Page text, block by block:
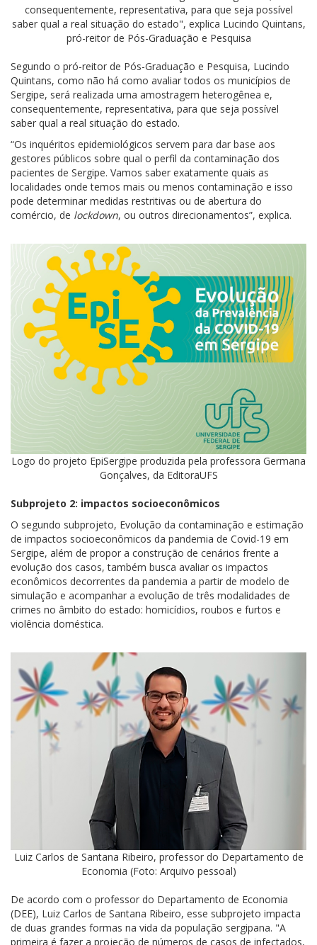
consequentemente, representativa, para que seja possível
saber qual a real situação do estado", explica Lucindo Quintans,
pró-reitor de Pós-Graduação e Pesquisa
Segundo o pró-reitor de Pós-Graduação e Pesquisa, Lucindo
Quintans, como não há como avaliar todos os municípios de
Sergipe, será realizada uma amostragem heterogênea e,
consequentemente, representativa, para que seja possível
saber qual a real situação do estado.
“Os inquéritos epidemiológicos servem para dar base aos
gestores públicos sobre qual o perfil da contaminação dos
pacientes de Sergipe. Vamos saber exatamente quais as
localidades onde temos mais ou menos contaminação e isso
pode determinar medidas restritivas ou de abertura do
comércio, de lockdown, ou outros direcionamentos”, explica.
Logo do projeto EpiSergipe produzida pela professora Germana
Gonçalves, da EditoraUFS
Subprojeto 2: impactos socioeconômicos
O segundo subprojeto, Evolução da contaminação e estimação
de impactos socioeconômicos da pandemia de Covid-19 em
Sergipe, além de propor a construção de cenários frente a
evolução dos casos, também busca avaliar os impactos
econômicos decorrentes da pandemia a partir de modelo de
simulação e acompanhar a evolução de três modalidades de
crimes no âmbito do estado: homicídios, roubos e furtos e
violência doméstica.
Luiz Carlos de Santana Ribeiro, professor do Departamento de
Economia (Foto: Arquivo pessoal)
De acordo com o professor do Departamento de Economia
(DEE), Luiz Carlos de Santana Ribeiro, esse subprojeto impacta
de duas grandes formas na vida da população sergipana. "A
primeira é fazer a projeção de números de casos de infectados,